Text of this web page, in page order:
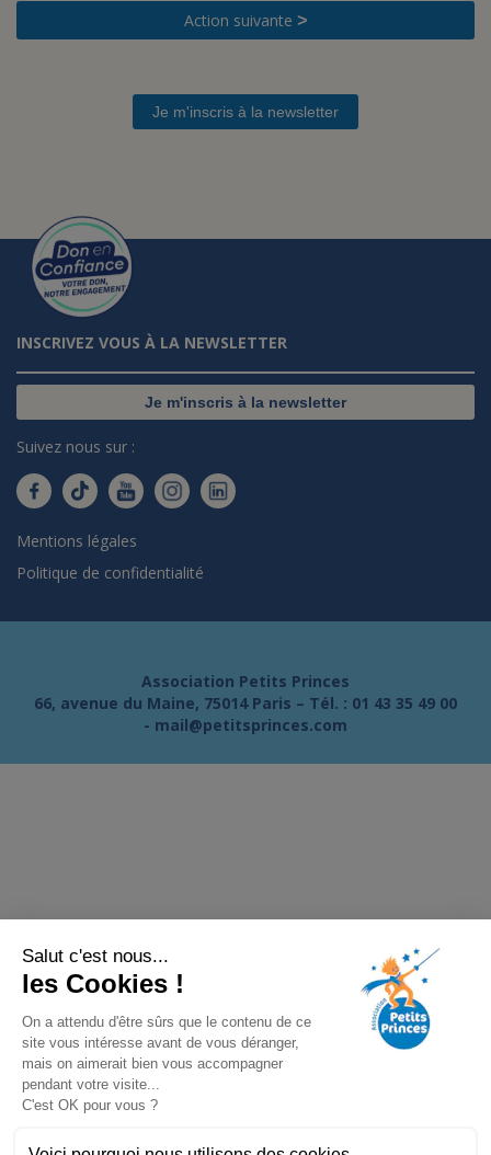
Salut c'est nous...
les Cookies !
On a attendu d'être sûrs que le contenu de ce
site vous intéresse avant de vous déranger,
mais on aimerait bien vous accompagner
pendant votre visite...
C'est OK pour vous ?
Action suivante >
Je m'inscris à la newsletter
INSCRIVEZ VOUS À LA NEWSLETTER
Je m'inscris à la newsletter
Suivez nous sur :
Mentions légales
Politique de confidentialité
Association Petits Princes
66, avenue du Maine, 75014 Paris – Tél. : 01 43 35 49 00
- mail@petitsprinces.com